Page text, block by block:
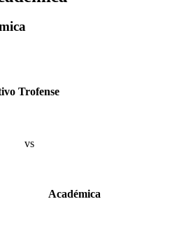
Trofense
vs
Académica